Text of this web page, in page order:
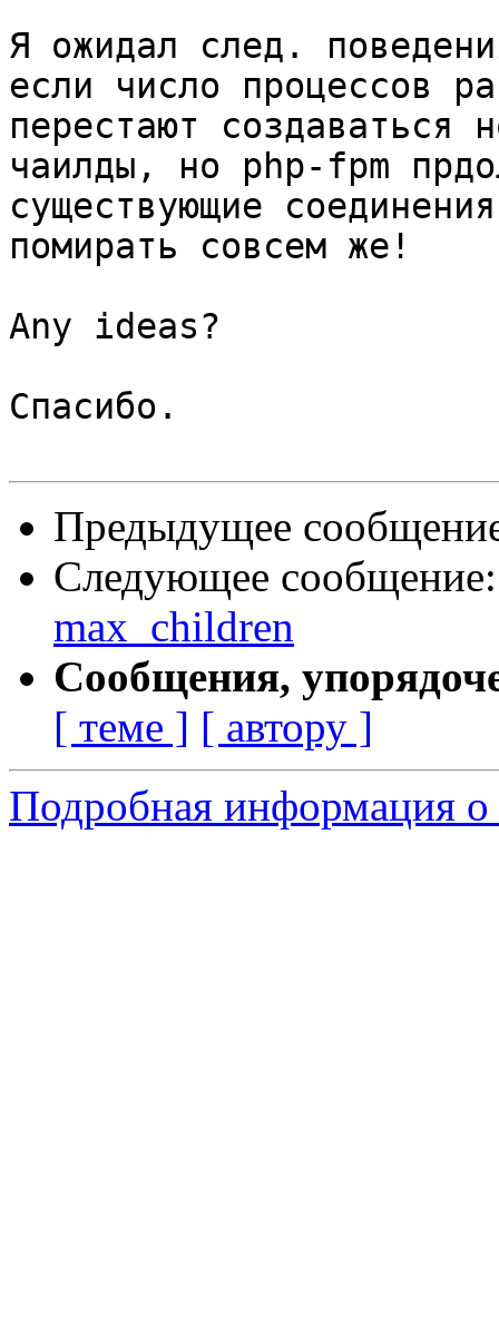
Я ожидал след.
если число процессов
перестают создаваться
чаилды, но php-fpm
существующие
помирать совсем же!
Any ideas?
Спасибо.
Предыдущее
Следующее
max_children
Сообщения,
[ теме ] [ автору ]
Подробная информация